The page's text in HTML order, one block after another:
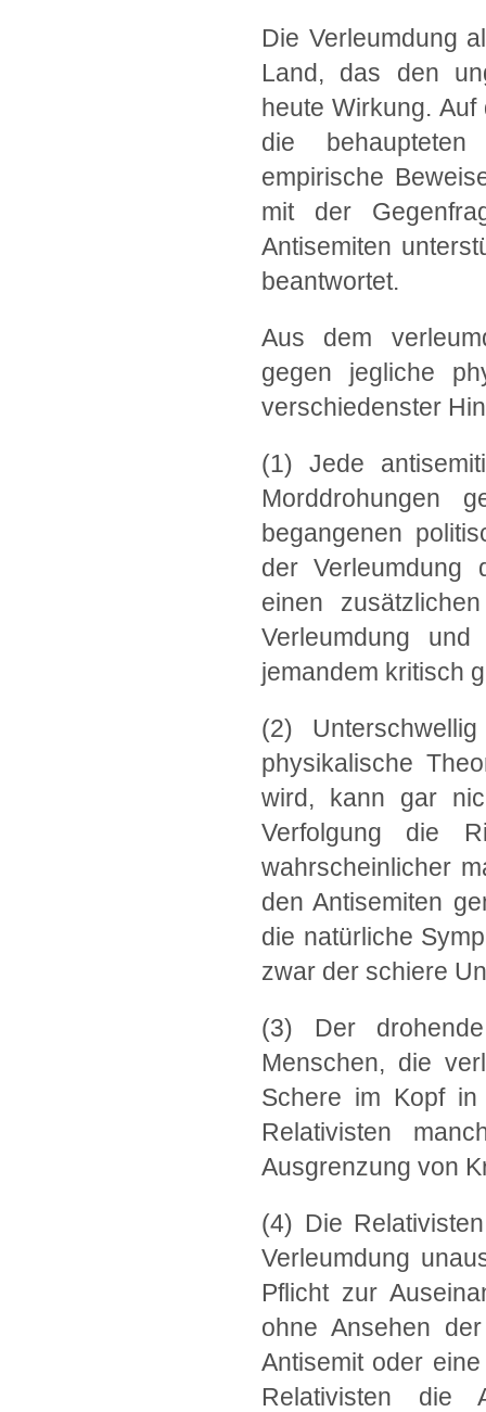
Die Verleumdung
Land, das den
heute Wirkung.
die
empirische
mit der
Antisemiten
beantwortet.
Aus dem
gegen jegliche
verschiedenster
(1) Jede
Morddrohungen
begangenen
der Verleumdung
einen
Verleumdung
jemandem kritisch
(2)
physikalische
wird, kann gar
Verfolgung die
wahrscheinlicher
den Antisemiten
die natürliche
zwar der schiere
(3) Der
Menschen, die
Schere im Kopf
Relativisten
Ausgrenzung von
(4) Die
Verleumdung
Pflicht zur
ohne Ansehen
Antisemit oder
Relativisten die